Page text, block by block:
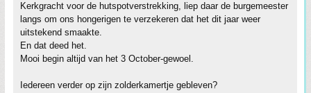
Kerkgracht voor de hutspotverstrekking, liep daar de burgemeester
langs om ons hongerigen te verzekeren dat het dit jaar weer
uitstekend smaakte.
En dat deed het.
Mooi begin altijd van het 3 October-gewoel.
Iedereen verder op zijn zolderkamertje gebleven?